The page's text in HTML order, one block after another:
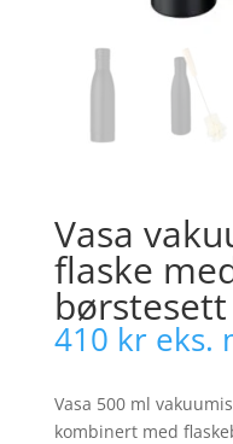
Vasa
flaske
børstesett
410 kr eks.
Vasa 500 ml
kombinert med